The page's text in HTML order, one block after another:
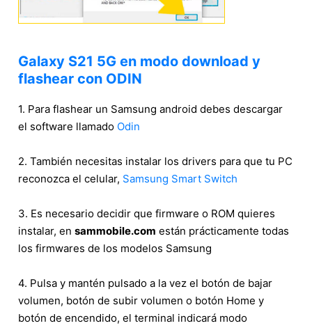
Galaxy S21 5G en modo download y
flashear con ODIN
1. Para flashear un Samsung android debes descargar
el software llamado Odin
2. También necesitas instalar los drivers para que tu PC
reconozca el celular, Samsung Smart Switch
3. Es necesario decidir que firmware o ROM quieres
instalar, en sammobile.com están prácticamente todas
los firmwares de los modelos Samsung
4. Pulsa y mantén pulsado a la vez el botón de bajar
volumen, botón de subir volumen o botón Home y
botón de encendido, el terminal indicará modo